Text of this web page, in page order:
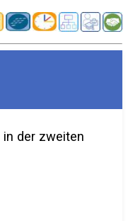
in der zweiten